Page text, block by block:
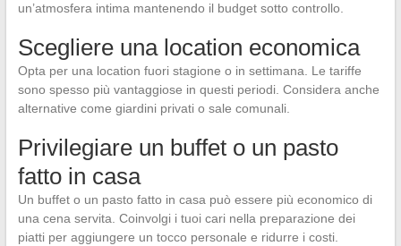
un’atmosfera intima mantenendo il budget sotto controllo.
Scegliere una location economica
Opta per una location fuori stagione o in settimana. Le tariffe
sono spesso più vantaggiose in questi periodi. Considera anche
alternative come giardini privati o sale comunali.
Privilegiare un buffet o un pasto
fatto in casa
Un buffet o un pasto fatto in casa può essere più economico di
una cena servita. Coinvolgi i tuoi cari nella preparazione dei
piatti per aggiungere un tocco personale e ridurre i costi.